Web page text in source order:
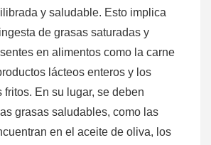
y saludable. Esto implica
de grasas saturadas y
en alimentos como la carne
lácteos enteros y los
fritos. En su lugar, se deben
grasas saludables, como las
en el aceite de oliva, los